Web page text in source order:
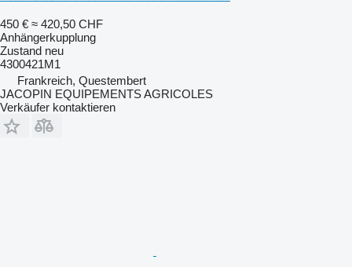
450 € ≈ 420,50 CHF
Anhängerkupplung
Zustand neu
4300421M1
Frankreich, Questembert
JACOPIN EQUIPEMENTS AGRICOLES
Verkäufer kontaktieren